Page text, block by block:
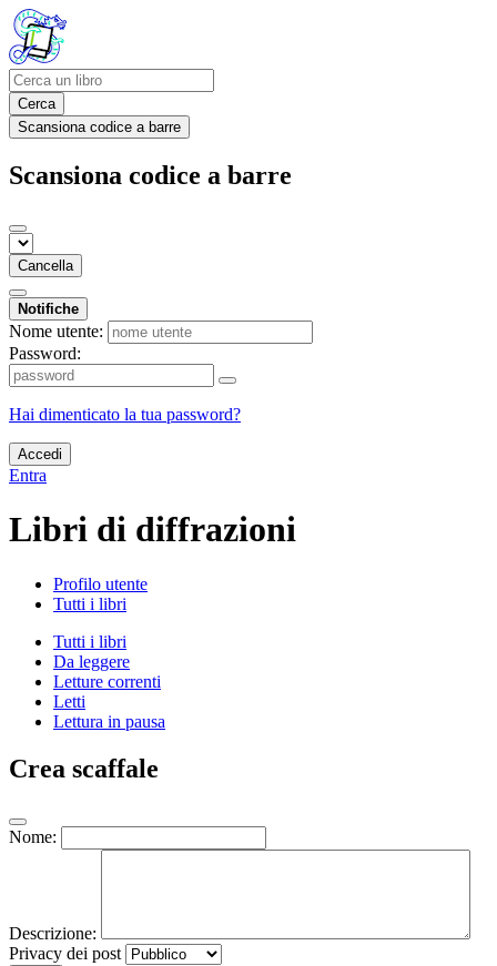
Cerca
Scansiona codice a barre
Scansiona codice a barre
Cancella
Notifiche
Nome utente:
Password:
Hai dimenticato la tua password?
Accedi
Entra
Libri di diffrazioni
Profilo utente
Tutti i libri
Tutti i libri
Da leggere
Letture correnti
Letti
Lettura in pausa
Crea scaffale
Nome:
Descrizione:
Privacy dei post